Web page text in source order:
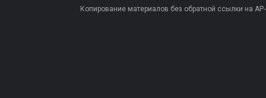
Копирование материалов без обратной ссылки на